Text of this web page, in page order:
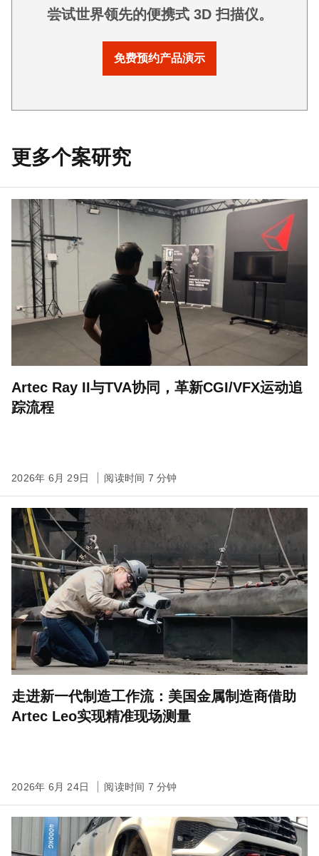
尝试世界领先的便携式 3D 扫描仪。
免费预约产品演示
更多个案研究
Artec Ray II与TVA协同，革新CGI/VFX运动追
踪流程
2026年 6月 29日 阅读时间 7 分钟
走进新一代制造工作流：美国金属制造商借助
Artec Leo实现精准现场测量
2026年 6月 24日 阅读时间 7 分钟